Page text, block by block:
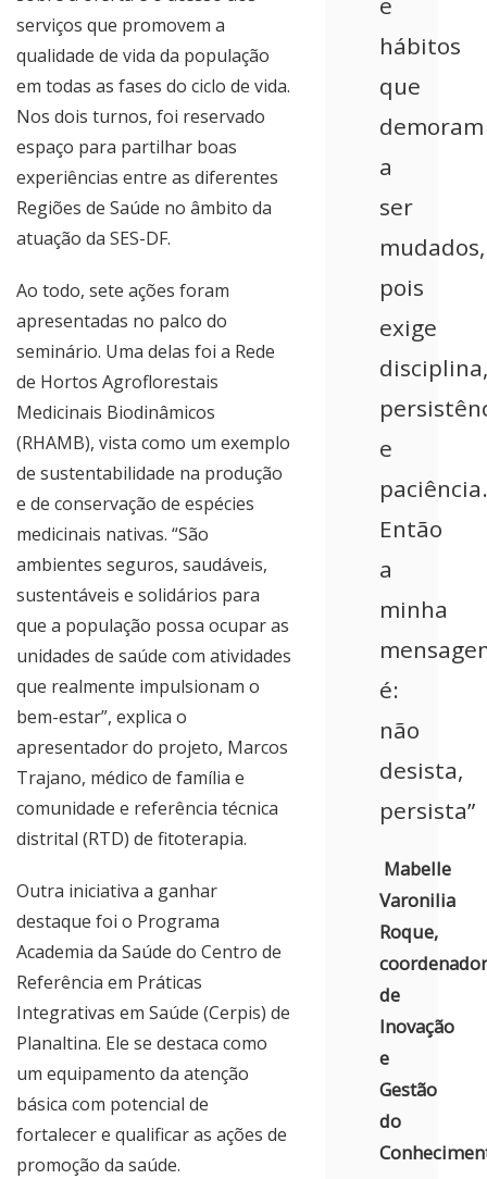
hábitos
que
demoram
a
ser
mudados,
pois
exige
disciplina,
e
paciência.
Então
a
minha
é:
não
desista,
persista”
Mabelle
Varonilia
Roque,
de
Inovação
e
Gestão
do
serviços que promovem a
qualidade de vida da população
em todas as fases do ciclo de vida.
Nos dois turnos, foi reservado
espaço para partilhar boas
experiências entre as diferentes
Regiões de Saúde no âmbito da
atuação da SES-DF.
Ao todo, sete ações foram
apresentadas no palco do
seminário. Uma delas foi a Rede
de Hortos Agroflorestais
Medicinais Biodinâmicos
(RHAMB), vista como um exemplo
de sustentabilidade na produção
e de conservação de espécies
medicinais nativas. “São
ambientes seguros, saudáveis,
sustentáveis e solidários para
que a população possa ocupar as
unidades de saúde com atividades
que realmente impulsionam o
bem-estar”, explica o
apresentador do projeto, Marcos
Trajano, médico de família e
comunidade e referência técnica
distrital (RTD) de fitoterapia.
Outra iniciativa a ganhar
destaque foi o Programa
Academia da Saúde do Centro de
Referência em Práticas
Integrativas em Saúde (Cerpis) de
Planaltina. Ele se destaca como
um equipamento da atenção
básica com potencial de
fortalecer e qualificar as ações de
promoção da saúde.